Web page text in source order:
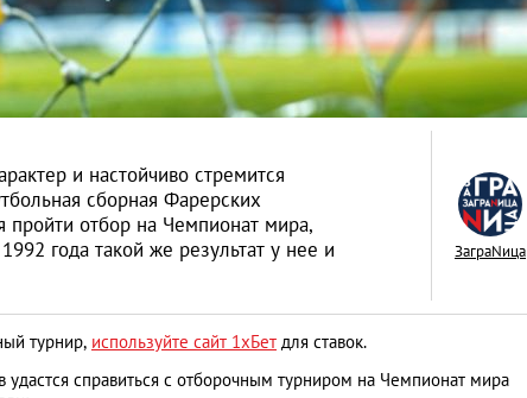
и настойчиво стремится
сборная Фарерских
пройти отбор на Чемпионат мира,
года такой же результат у нее и
ЗаграNица
турнир, используйте сайт 1хБет для ставок.
справиться с отборочным турниром на Чемпионат мира
Как открыть бизнес в
АНАЛИТИЧЕСКИЕ СТАТЬИ